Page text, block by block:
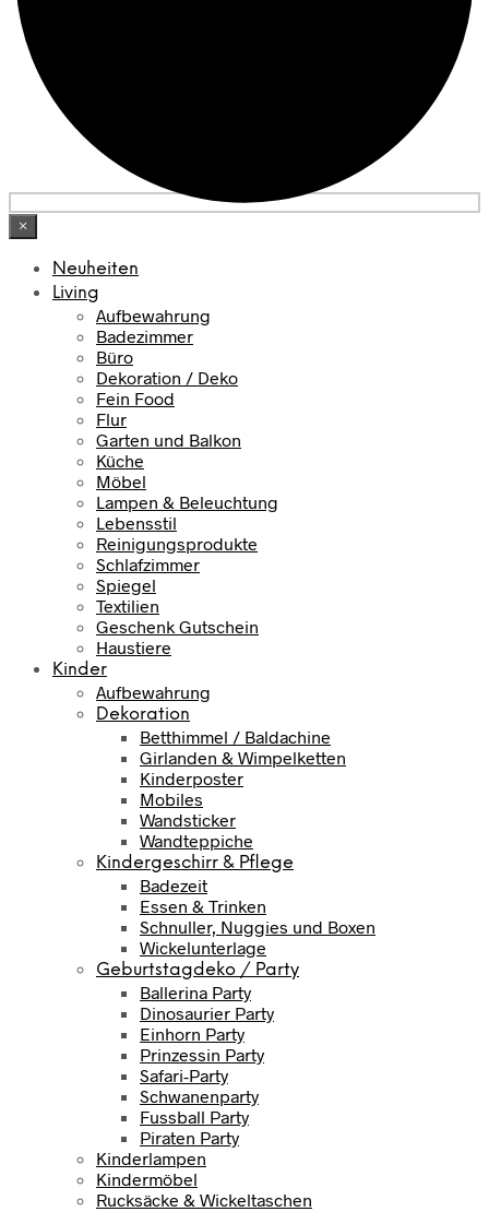
×
Neuheiten
Living
Aufbewahrung
Badezimmer
Büro
Dekoration / Deko
Fein Food
Flur
Garten und Balkon
Küche
Möbel
Lampen & Beleuchtung
Lebensstil
Reinigungsprodukte
Schlafzimmer
Spiegel
Textilien
Geschenk Gutschein
Haustiere
Kinder
Aufbewahrung
Dekoration
Betthimmel / Baldachine
Girlanden & Wimpelketten
Kinderposter
Mobiles
Wandsticker
Wandteppiche
Kindergeschirr & Pflege
Badezeit
Essen & Trinken
Schnuller, Nuggies und Boxen
Wickelunterlage
Geburtstagdeko / Party
Ballerina Party
Dinosaurier Party
Einhorn Party
Prinzessin Party
Safari-Party
Schwanenparty
Fussball Party
Piraten Party
Kinderlampen
Kindermöbel
Rucksäcke & Wickeltaschen